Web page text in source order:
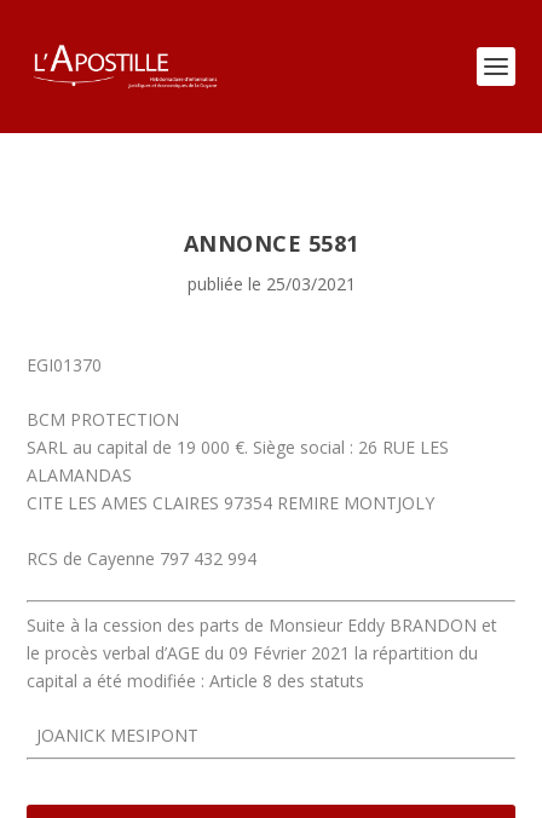
ANNONCE 5581
publiée le 25/03/2021
EGI01370
BCM PROTECTION
SARL au capital de 19 000 €. Siège social : 26 RUE LES
ALAMANDAS
CITE LES AMES CLAIRES 97354 REMIRE MONTJOLY
RCS de Cayenne 797 432 994
Suite à la cession des parts de Monsieur Eddy BRANDON et
le procès verbal d’AGE du 09 Février 2021 la répartition du
capital a été modifiée : Article 8 des statuts
JOANICK MESIPONT